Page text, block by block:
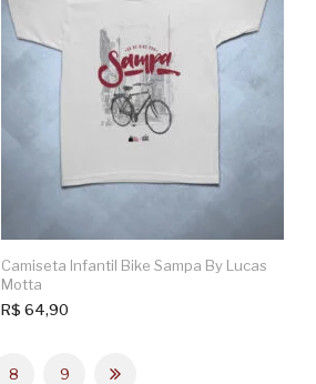
Camiseta Infantil Bike Sampa By Lucas
Motta
R$ 64,90
8 9